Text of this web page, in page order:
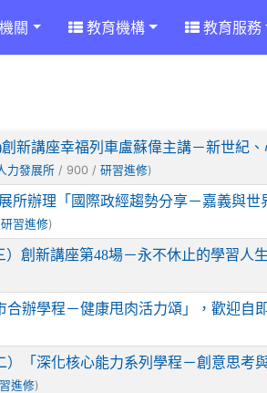
關 教育機構 教育服務
創新講座幸福列車盧蘇偉主講－新世紀
力發展所 / 900 /研習進修)
所辦理「國際政經趨勢分享－嘉義與
研習進修)
）創新講座第48場－永不休止的學習人
合辦學程－健康甩肉活力頌」，歡迎自
）「深化核心能力系列學程－創意思考
進修)